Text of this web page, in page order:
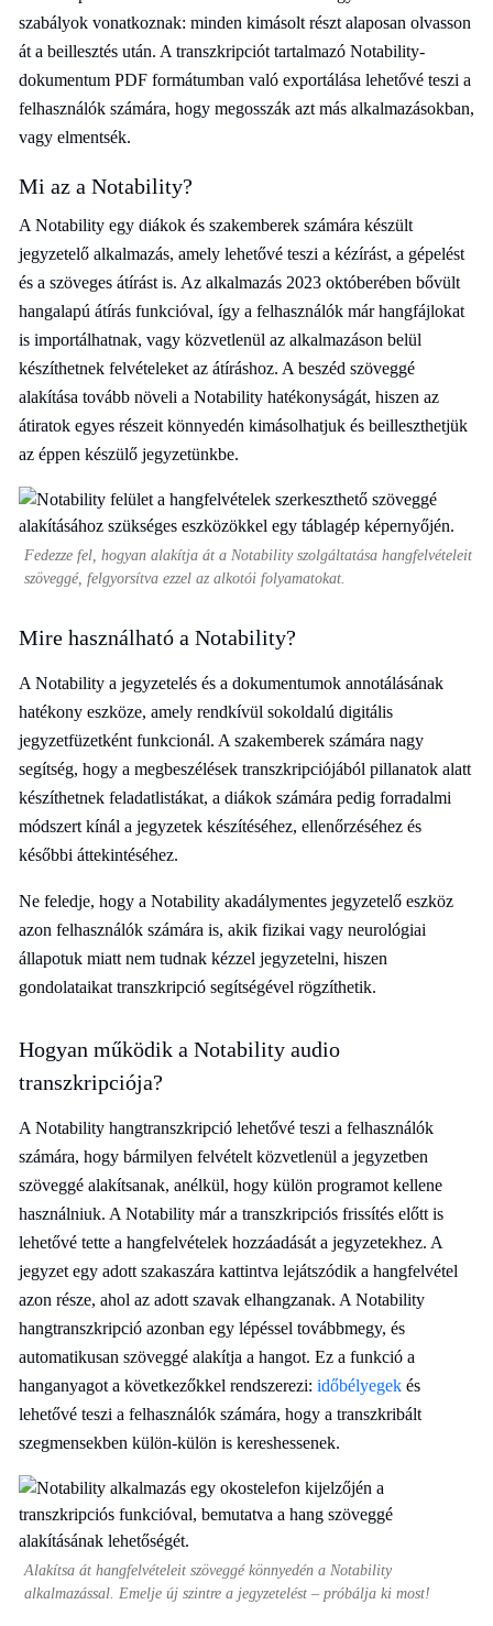
szabályok vonatkoznak: minden kimásolt részt alaposan olvasson
át a beillesztés után. A transzkripciót tartalmazó Notability-
dokumentum PDF formátumban való exportálása lehetővé teszi a
felhasználók számára, hogy megosszák azt más alkalmazásokban,
vagy elmentsék.
Mi az a Notability?
A Notability egy diákok és szakemberek számára készült
jegyzetelő alkalmazás, amely lehetővé teszi a kézírást, a gépelést
és a szöveges átírást is. Az alkalmazás 2023 októberében bővült
hangalapú átírás funkcióval, így a felhasználók már hangfájlokat
is importálhatnak, vagy közvetlenül az alkalmazáson belül
készíthetnek felvételeket az átíráshoz. A beszéd szöveggé
alakítása tovább növeli a Notability hatékonyságát, hiszen az
átiratok egyes részeit könnyedén kimásolhatjuk és beilleszthetjük
az éppen készülő jegyzetünkbe.
Fedezze fel, hogyan alakítja át a Notability szolgáltatása hangfelvételeit
szöveggé, felgyorsítva ezzel az alkotói folyamatokat.
Mire használható a Notability?
A Notability a jegyzetelés és a dokumentumok annotálásának
hatékony eszköze, amely rendkívül sokoldalú digitális
jegyzetfüzetként funkcionál. A szakemberek számára nagy
segítség, hogy a megbeszélések transzkripciójából pillanatok alatt
készíthetnek feladatlistákat, a diákok számára pedig forradalmi
módszert kínál a jegyzetek készítéséhez, ellenőrzéséhez és
későbbi áttekintéséhez.
Ne feledje, hogy a Notability akadálymentes jegyzetelő eszköz
azon felhasználók számára is, akik fizikai vagy neurológiai
állapotuk miatt nem tudnak kézzel jegyzetelni, hiszen
gondolataikat transzkripció segítségével rögzíthetik.
Hogyan működik a Notability audio
transzkripciója?
A Notability hangtranszkripció lehetővé teszi a felhasználók
számára, hogy bármilyen felvételt közvetlenül a jegyzetben
szöveggé alakítsanak, anélkül, hogy külön programot kellene
használniuk. A Notability már a transzkripciós frissítés előtt is
lehetővé tette a hangfelvételek hozzáadását a jegyzetekhez. A
jegyzet egy adott szakaszára kattintva lejátszódik a hangfelvétel
azon része, ahol az adott szavak elhangzanak. A Notability
hangtranszkripció azonban egy lépéssel továbbmegy, és
automatikusan szöveggé alakítja a hangot. Ez a funkció a
hanganyagot a következőkkel rendszerezi: időbélyegek és
lehetővé teszi a felhasználók számára, hogy a transzkribált
szegmensekben külön-külön is kereshessenek.
Alakítsa át hangfelvételeit szöveggé könnyedén a Notability
alkalmazással. Emelje új szintre a jegyzetelést – próbálja ki most!